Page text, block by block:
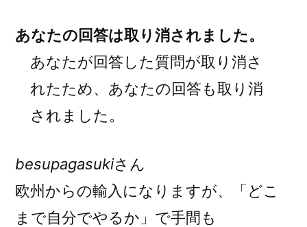
あなたの回答は取り消されました。
あなたが回答した質問が取り消さ
れたため、あなたの回答も取り消
されました。
besupagasukiさん
欧州からの輸入になりますが、「どこ
まで自分でやるか」で手間も